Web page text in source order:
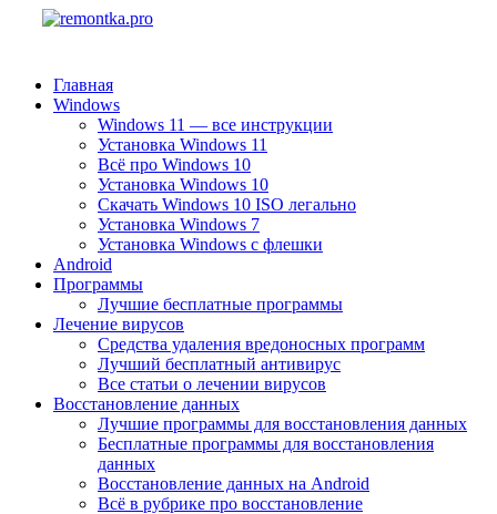
Главная
Windows
Windows 11 — все инструкции
Установка Windows 11
Всё про Windows 10
Установка Windows 10
Скачать Windows 10 ISO легально
Установка Windows 7
Установка Windows с флешки
Android
Программы
Лучшие бесплатные программы
Лечение вирусов
Средства удаления вредоносных программ
Лучший бесплатный антивирус
Все статьи о лечении вирусов
Восстановление данных
Лучшие программы для восстановления данных
Бесплатные программы для восстановления
данных
Восстановление данных на Android
Всё в рубрике про восстановление